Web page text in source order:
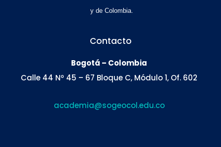
y de Colombia.
Contacto
Bogotá – Colombia
Calle 44 Nº 45 – 67 Bloque C, Módulo 1, Of. 602
academia@sogeocol.edu.co